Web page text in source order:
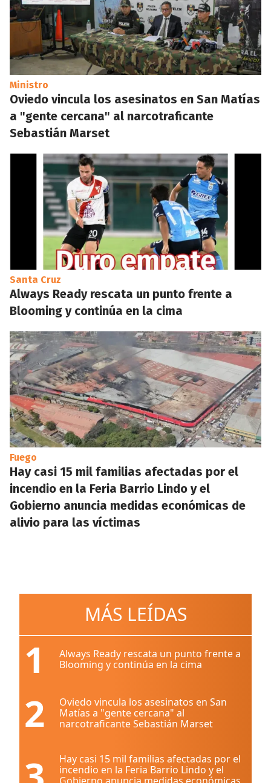
Ministro
Oviedo vincula los asesinatos en San Matías
a "gente cercana" al narcotraficante
Sebastián Marset
Santa Cruz
Always Ready rescata un punto frente a
Blooming y continúa en la cima
Fuego
Hay casi 15 mil familias afectadas por el
incendio en la Feria Barrio Lindo y el
Gobierno anuncia medidas económicas de
alivio para las víctimas
MÁS LEÍDAS
1
Always Ready rescata un punto frente a
Blooming y continúa en la cima
2
Oviedo vincula los asesinatos en San
Matías a "gente cercana" al
narcotraficante Sebastián Marset
Hay casi 15 mil familias afectadas por el
incendio en la Feria Barrio Lindo y el